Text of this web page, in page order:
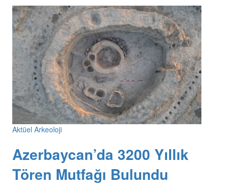
Aktüel Arkeoloji
Azerbaycan’da 3200 Yıllık
Tören Mutfağı Bulundu